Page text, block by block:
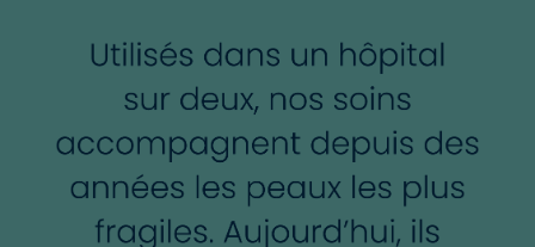
TESTÉES SOUS CONTRÔLES DERMATOLOGIQUE ET
GYNÉCOLOGIQUE: de plus, elles sont formulées tout
spécialement pour les épidermes sensibles.
99% D'INGRÉDIENTS D'ORIGINE NATURELLE: les
lingettes imprégnées sont formulées à 99% d’ingrédients
d’origine naturelle. Les fibres qui composent les lingettes
sont d'origine végétale.
FABRICATION AVEC AMOUR EN FRANCE
: tous nos
produits sont développés et fabriqués depuis 50 ans en